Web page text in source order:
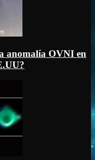
anomalía OVNI en